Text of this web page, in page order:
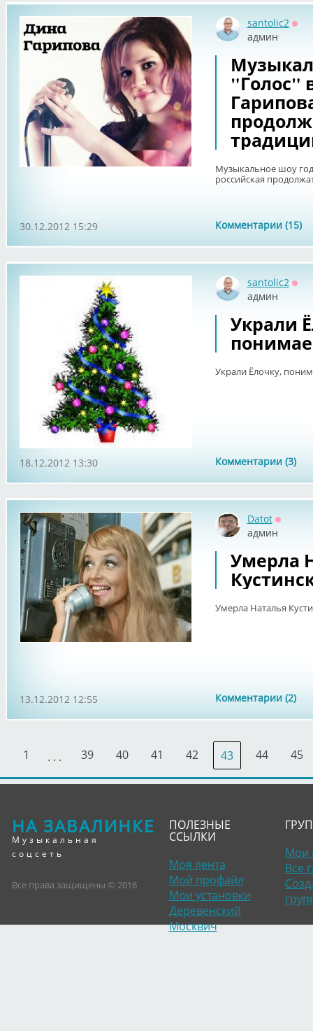
santolic2
админ
"Голос"
Музыкальное шоу
российская
Комментарии (15)
30.12.2012 15:29
santolic2
админ
Украли
Украли Ёлочку,
Комментарии (3)
18.12.2012 13:30
Datot
админ
Умерла
Умерла Наталья
Комментарии (2)
13.12.2012 12:55
1 . . . 39 40 41 42 43 44 45
НА ЗАВАЛИНКЕ
Музыкальная
соцсеть
Все права защищены © 2016
ПОЛЕЗНЫЕ
ССЫЛКИ
Моя лента
Мой профайл
Мои установки
Деревенский
Москвич
Мои
Все